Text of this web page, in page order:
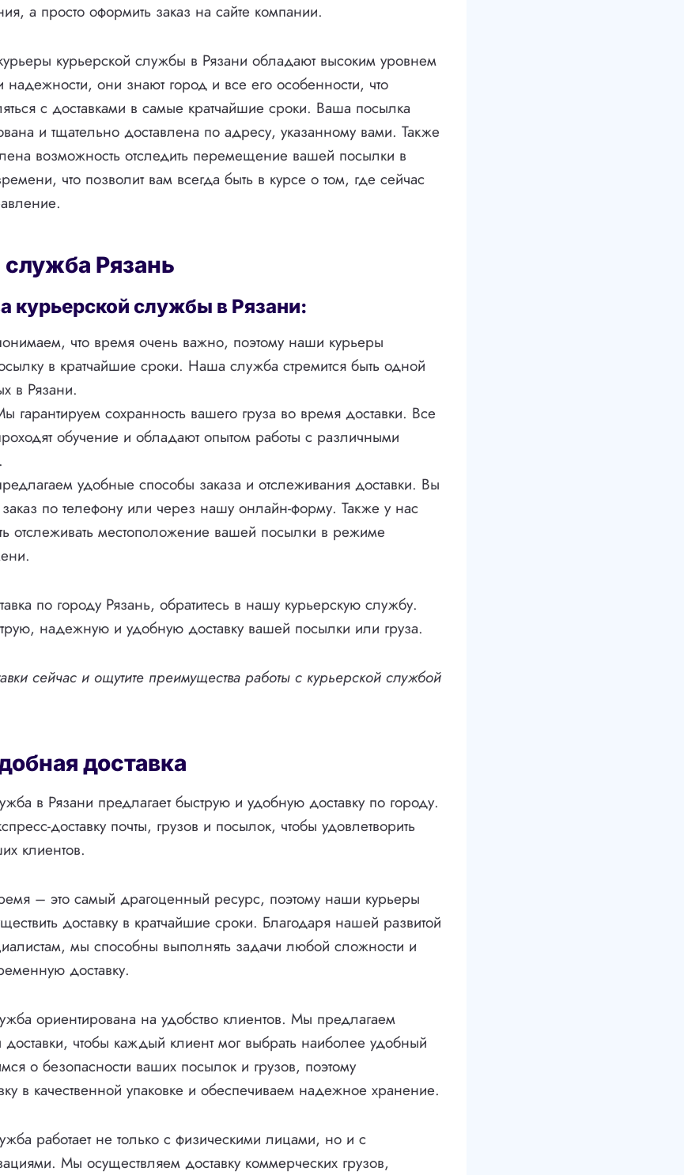
а просто оформить заказ на сайте компании.
курьерской службы в Рязани обладают высоким уровнем
они знают город и все его особенности, что
с доставками в самые кратчайшие сроки. Ваша посылка
и тщательно доставлена по адресу, указанному вами. Также
возможность отследить перемещение вашей посылки в
что позволит вам всегда быть в курсе о том, где сейчас
Рязань
курьерской службы в Рязани:
что время очень важно, поэтому наши курьеры
в кратчайшие сроки. Наша служба стремится быть одной
в Рязани.
гарантируем сохранность вашего груза во время доставки. Все
обучение и обладают опытом работы с различными
удобные способы заказа и отслеживания доставки. Вы
по телефону или через нашу онлайн-форму. Также у нас
отслеживать местоположение вашей посылки в режиме
по городу Рязань, обратитесь в нашу курьерскую службу.
надежную и удобную доставку вашей посылки или груза.
сейчас и ощутите преимущества работы с курьерской службой
доставка
в Рязани предлагает быструю и удобную доставку по городу.
доставку почты, грузов и посылок, чтобы удовлетворить
клиентов.
– это самый драгоценный ресурс, поэтому наши курьеры
доставку в кратчайшие сроки. Благодаря нашей развитой
мы способны выполнять задачи любой сложности и
доставку.
ориентирована на удобство клиентов. Мы предлагаем
чтобы каждый клиент мог выбрать наиболее удобный
о безопасности ваших посылок и грузов, поэтому
в качественной упаковке и обеспечиваем надежное хранение.
работает не только с физическими лицами, но и с
Мы осуществляем доставку коммерческих грузов,